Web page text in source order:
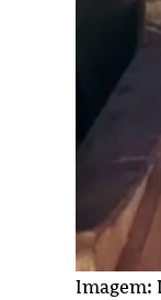
Imagem: